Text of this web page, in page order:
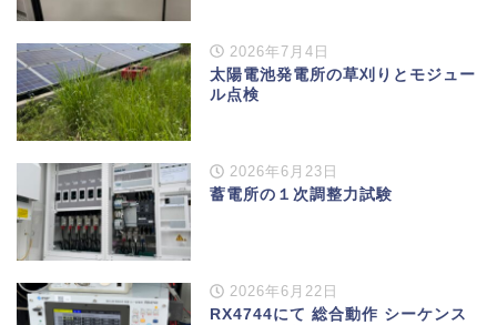
2026年7月4日
太陽電池発電所の草刈りとモジュー
ル点検
2026年6月23日
蓄電所の１次調整力試験
2026年6月22日
RX4744にて 総合動作 シーケンス